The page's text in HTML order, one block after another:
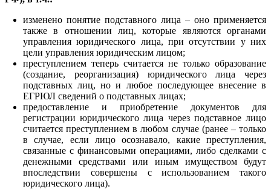
изменено понятие подставного лица – оно применяется
также в отношении лиц, которые являются органами
управления юридического лица, при отсутствии у них
цели управления юридическим лицом;
преступлением теперь считается не только образование
(создание, реорганизация) юридического лица через
подставных лиц, но и любое последующее внесение в
ЕГРЮЛ сведений о подставных лицах;
предоставление и приобретение документов для
регистрации юридического лица через подставное лицо
считается преступлением в любом случае (ранее – только
в случае, если лицо осознавало, какие преступления,
связанные с финансовыми операциями, либо сделками с
денежными средствами или иным имуществом будут
впоследствии совершены с использованием такого
юридического лица).